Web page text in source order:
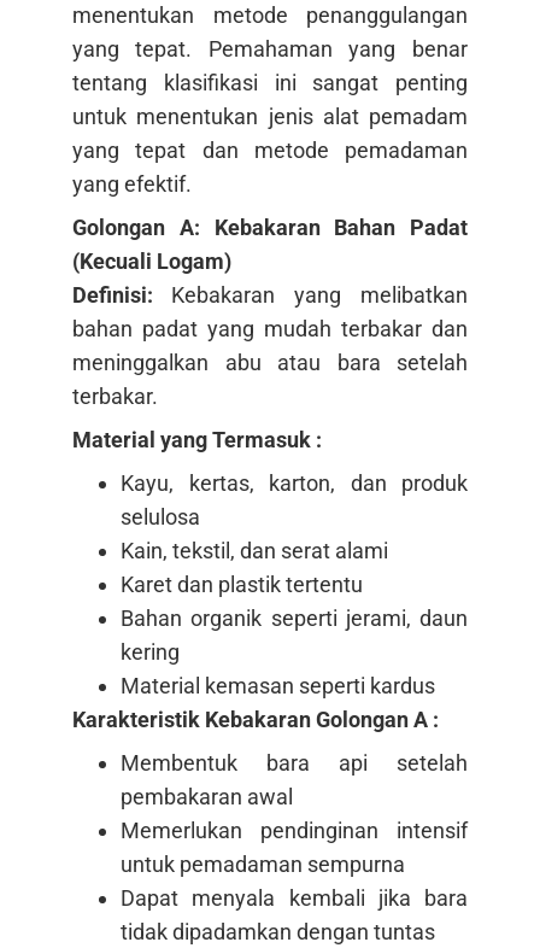
menentukan metode penanggulangan
yang tepat. Pemahaman yang benar
tentang klasifikasi ini sangat penting
untuk menentukan jenis alat pemadam
yang tepat dan metode pemadaman
yang efektif.
Golongan A: Kebakaran Bahan Padat
(Kecuali Logam)
Definisi: Kebakaran yang melibatkan
bahan padat yang mudah terbakar dan
meninggalkan abu atau bara setelah
terbakar.
Material yang Termasuk :
Kayu, kertas, karton, dan produk
selulosa
Kain, tekstil, dan serat alami
Karet dan plastik tertentu
Bahan organik seperti jerami, daun
kering
Material kemasan seperti kardus
Karakteristik Kebakaran Golongan A :
Membentuk bara api setelah
pembakaran awal
Memerlukan pendinginan intensif
untuk pemadaman sempurna
Dapat menyala kembali jika bara
tidak dipadamkan dengan tuntas